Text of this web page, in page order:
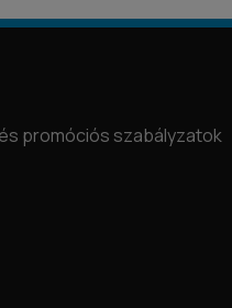
promóciós szabályzatok